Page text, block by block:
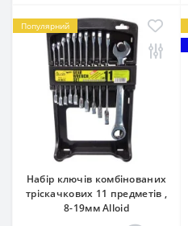
Популярний
Набір ключів комбінованих
тріскачкових 11 предметів ,
8-19мм Alloid